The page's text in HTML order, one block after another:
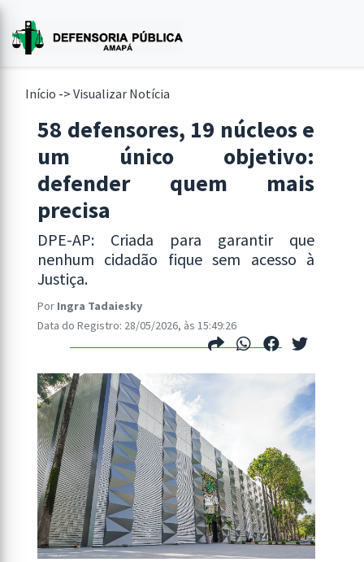
Início -> Visualizar Notícia
58 defensores, 19 núcleos e
um único objetivo:
defender quem mais
precisa
DPE-AP: Criada para garantir que
nenhum cidadão fique sem acesso à
Justiça.
Por Ingra Tadaiesky
Data do Registro: 28/05/2026, às 15:49:26